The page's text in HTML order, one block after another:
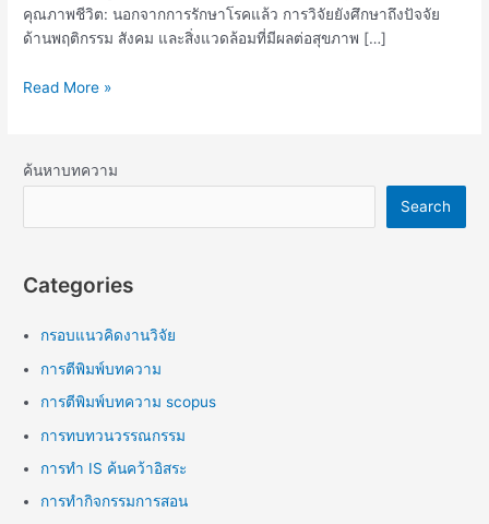
คุณภาพชีวิต: นอกจากการรักษาโรคแล้ว การวิจัยยังศึกษาถึงปัจจัย
ด้านพฤติกรรม สังคม และสิ่งแวดล้อมที่มีผลต่อสุขภาพ […]
Read More »
ค้นหาบทความ
Search
Categories
กรอบแนวคิดงานวิจัย
การตีพิมพ์บทความ
การตีพิมพ์บทความ scopus
การทบทวนวรรณกรรม
การทำ IS ค้นคว้าอิสระ
การทำกิจกรรมการสอน